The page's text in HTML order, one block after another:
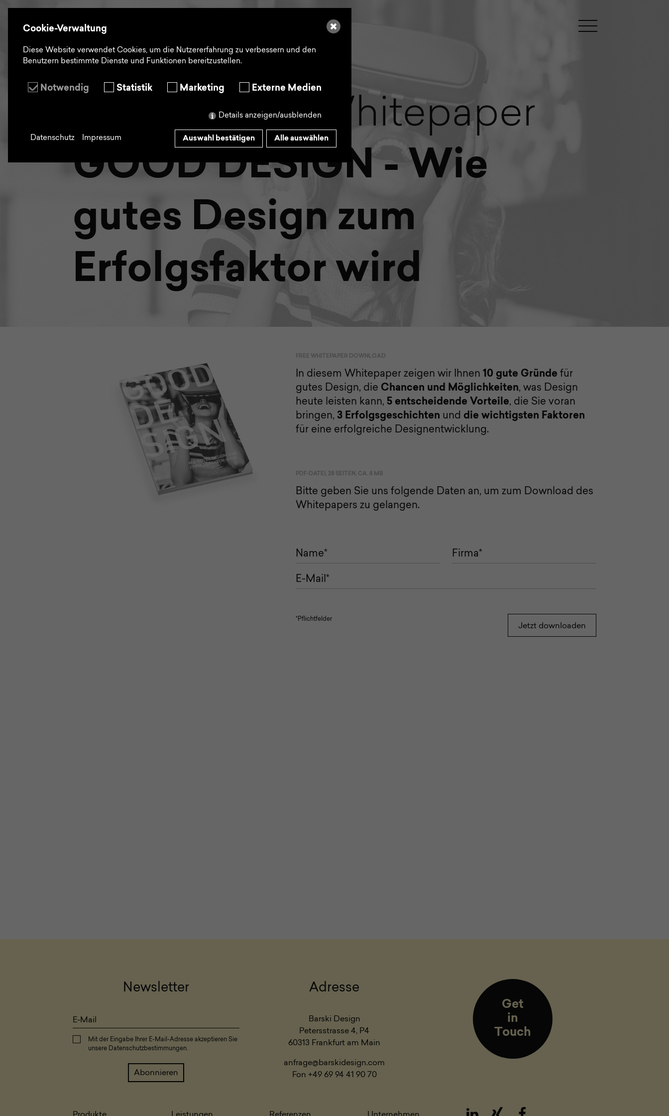
en Suche
Kostenloses Whitepaper
GOOD DESIGN - Wie
gutes Design zum
Erfolgsfaktor wird
FREE WHITEPAPER DOWNLOAD
In diesem Whitepaper zeigen wir Ihnen10 gute Gründe für
gutes Design, die Chancen und Möglichkeiten, was Design
heute leisten kann, 5 entscheidende Vorteile, die Sie voran
bringen, 3 Erfolgsgeschichten und die wichtigsten Faktoren
für eine erfolgreiche Designentwicklung.
PDF-DATEI, 28 SEITEN, CA. 8 MB
Bitte geben Sie uns folgende Daten an, um zum Download des
Whitepapers zu gelangen.
*Pflichtfelder
Jetzt downloaden
Newsletter
Mit der Eingabe Ihrer E-Mail-Adresse akzeptieren Sie
unsere Datenschutzbestimmungen.
Adresse
Barski Design
Petersstrasse 4, P4
60313 Frankfurt am Main
anfrage@barskidesign.com
Fon +49 69 94 41 90 70
Get
in
Touch
Cookie-Verwaltung
Diese Website verwendet Cookies, um die Nutzererfahrung zu verbessern und den
Benutzern bestimmte Dienste und Funktionen bereitzustellen.
Notwendig Statistik Marketing Externe Medien
Details anzeigen/ausblenden
Auswahl bestätigen Alle auswählen
Datenschutz Impressum